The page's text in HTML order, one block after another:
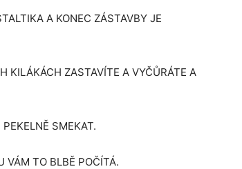
A KONEC ZÁSTAVBY JE
KILÁKÁCH ZASTAVÍTE A VYČŮRÁTE A
SMEKAT.
VÁM TO BLBĚ POČÍTÁ.